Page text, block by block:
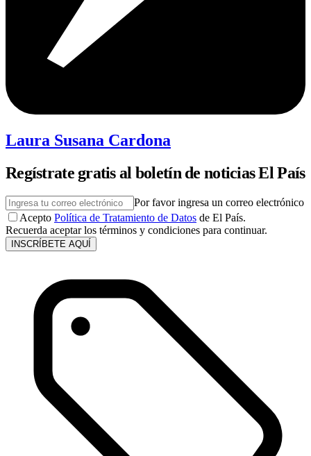
Laura Susana Cardona
Regístrate gratis al boletín de noticias El País
Por favor ingresa un correo electrónico
Acepto Política de Tratamiento de Datos de El País.
Recuerda aceptar los términos y condiciones para continuar.
INSCRÍBETE AQUÍ